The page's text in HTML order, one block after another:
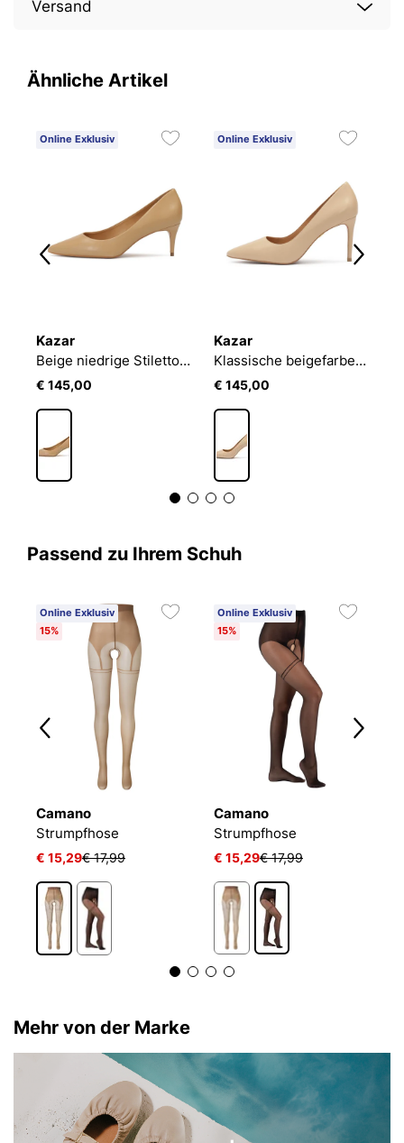
Versand
Ähnliche Artikel
Online Exklusiv
Kazar
Beige niedrige Stiletto Pumps
€ 145,00
Online Exklusiv
Kazar
Klassische beigefarbene Pumps auf einem mittelhohen Stilettoabsatz
€ 145,00
Passend zu Ihrem Schuh
Online Exklusiv
15%
Camano
Strumpfhose
€ 15,29€ 17,99
Online Exklusiv
15%
Camano
Strumpfhose
€ 15,29€ 17,99
Mehr von der Marke